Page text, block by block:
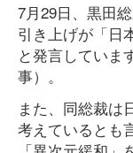
7月29日、黒田
引き上げが「日
と発言してい
事）。
また、同総裁は
考えているとも